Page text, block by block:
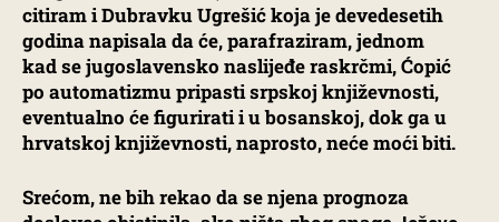
citiram i Dubravku Ugrešić koja je devedesetih
godina napisala da će, parafraziram, jednom
kad se jugoslavensko naslijeđe raskrčmi, Ćopić
po automatizmu pripasti srpskoj književnosti,
eventualno će figurirati i u bosanskoj, dok ga u
hrvatskoj književnosti, naprosto, neće moći biti.
Srećom, ne bih rekao da se njena prognoza